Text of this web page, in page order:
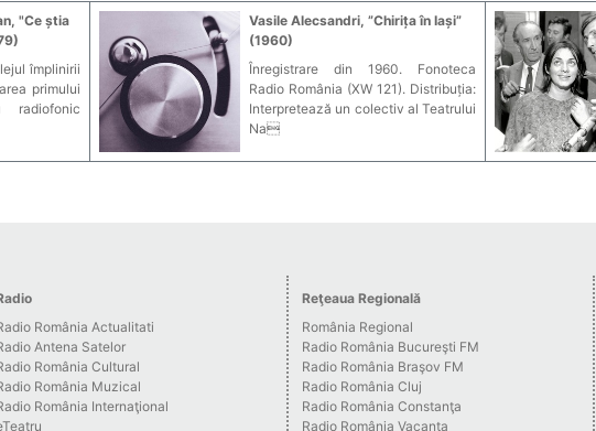
"Ce știa
împlinirii
primului
radiofonic
Vasile Alecsandri, ”Chirița în Iași”
(1960)
Înregistrare din 1960. Fonoteca
Radio România (XW 121). Distribuția:
Interpretează un colectiv al Teatrului
Na
România Actualitati
Antena Satelor
România Cultural
România Muzical
România Internaţional
Reţeaua Regională
România Regional
Radio România Bucureşti FM
Radio România Braşov FM
Radio România Cluj
Radio România Constanţa
Radio România Vacanţa